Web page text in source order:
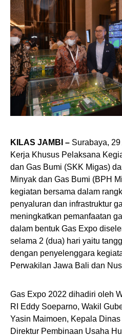
KILAS JAMBI – Surabaya,
Kerja Khusus Pelaksana
dan Gas Bumi (SKK Migas)
Minyak dan Gas Bumi (BPH
kegiatan bersama dalam
penyaluran dan infrastruktur
meningkatkan pemanfaatan
dalam bentuk Gas Expo
selama 2 (dua) hari yaitu
dengan penyelenggara
Perwakilan Jawa Bali dan
Gas Expo 2022 dihadiri oleh
RI Eddy Soeparno, Wakil
Yasin Maimoen, Kepala
Direktur Pembinaan Usaha